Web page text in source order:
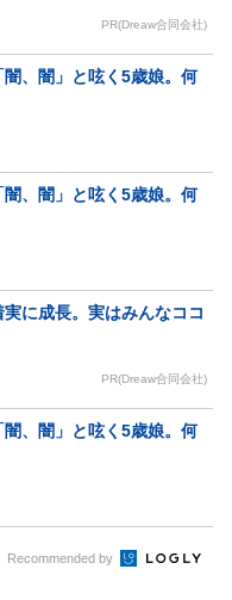
PR(Dreaw合同会社)
、闇」と呟く5歳娘。何
、闇」と呟く5歳娘。何
に成長。実はみんなココ
PR(Dreaw合同会社)
、闇」と呟く5歳娘。何
Recommended by